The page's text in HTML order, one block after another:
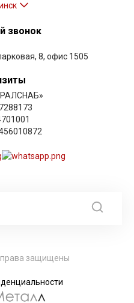
звонок
8, офис 1505
защищены